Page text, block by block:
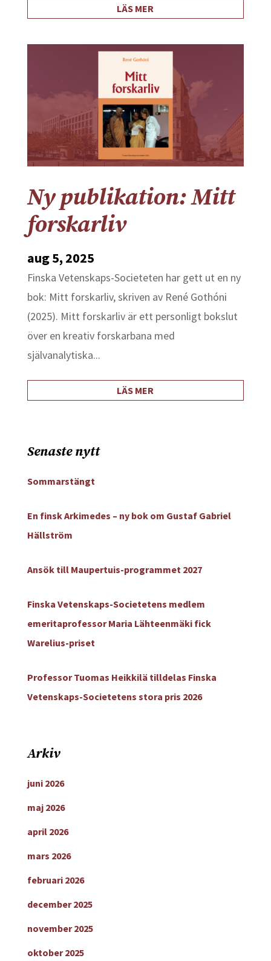
LÄS MER
Ny publikation: Mitt
forskarliv
aug 5, 2025
Finska Vetenskaps-Societeten har gett ut en ny
bok: Mitt forskarliv, skriven av René Gothóni
(2025). Mitt forskarliv är ett personligt bokslut
över en kreativ forskarbana med
självanalytiska...
LÄS MER
Senaste nytt
Sommarstängt
En finsk Arkimedes – ny bok om Gustaf Gabriel
Hällström
Ansök till Maupertuis-programmet 2027
Finska Vetenskaps-Societetens medlem
emeritaprofessor Maria Lähteenmäki fick
Warelius-priset
Professor Tuomas Heikkilä tilldelas Finska
Vetenskaps-Societetens stora pris 2026
Arkiv
juni 2026
maj 2026
april 2026
mars 2026
februari 2026
december 2025
november 2025
oktober 2025